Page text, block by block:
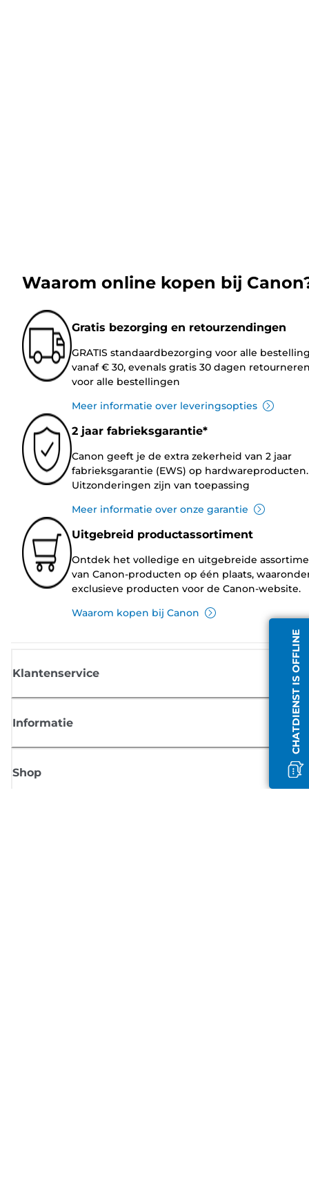
CHATDIENST IS OFFLINE
Waarom online kopen bij
Gratis bezorging en retourzendingen
GRATIS standaardbezorging voor alle
vanaf € 30, evenals gratis 30 dagen
voor alle bestellingen
Meer informatie over leveringsopties
2 jaar fabrieksgarantie*
Canon geeft je de extra zekerheid van 2 jaar
fabrieksgarantie (EWS) op hardwareproducten.
Uitzonderingen zijn van toepassing
Meer informatie over onze garantie
Uitgebreid productassortiment
Ontdek het volledige en uitgebreide
van Canon-producten op één plaats,
exclusieve producten voor de Canon-website.
Waarom kopen bij Canon
Klantenservice
Informatie
Shop